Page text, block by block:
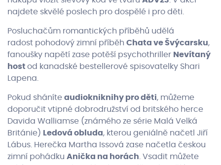
najdete skvělé poslech pro dospělé i pro děti.
Posluchačům romantických příběhů udělá
radost pohodový zimní příběh Chata ve Švýcarsku,
fanoušky napětí zase potěší psychothriller Nevítaný
host od kanadské bestellerové spisovatelky Shari
Lapena.
Pokud sháníte audiokniknihy pro děti, můžeme
doporučit vtipné dobrodružství od britského herce
Davida Walliamse (známého ze série Malá Velká
Británie) Ledová obluda, kterou geniálně načetl Jiří
Lábus. Herečka Martha Issová zase načetla českou
zimní pohádku Anička na horách. Vsadit můžete